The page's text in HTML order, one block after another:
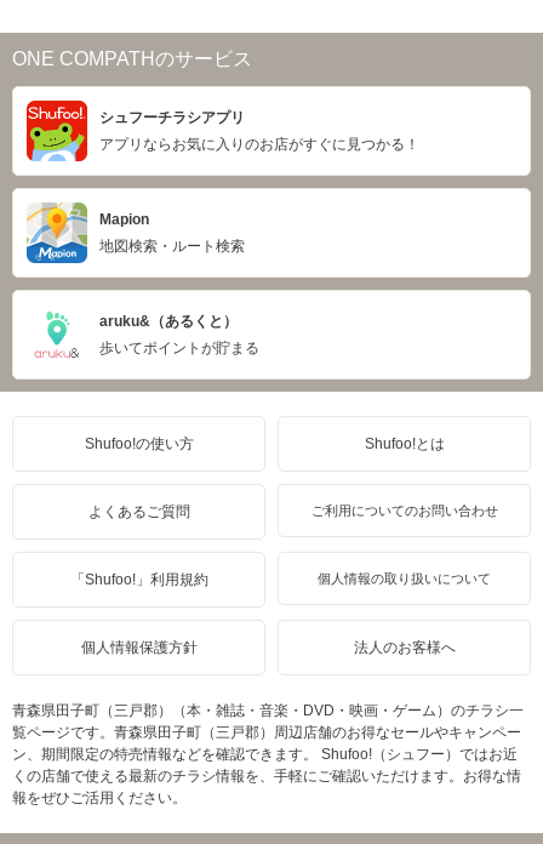
ONE COMPATHのサービス
シュフーチラシアプリ
アプリならお気に入りのお店がすぐに見つかる！
Mapion
地図検索・ルート検索
aruku&（あるくと）
歩いてポイントが貯まる
Shufoo!の使い方 Shufoo!とは
よくあるご質問 ご利用についてのお問い合わせ
「Shufoo!」利用規約 個人情報の取り扱いについて
個人情報保護方針 法人のお客様へ
青森県田子町（三戸郡）（本・雑誌・音楽・DVD・映画・ゲーム）のチラシ一
覧ページです。青森県田子町（三戸郡）周辺店舗のお得なセールやキャンペー
ン、期間限定の特売情報などを確認できます。 Shufoo!（シュフー）ではお近
くの店舗で使える最新のチラシ情報を、手軽にご確認いただけます。お得な情
報をぜひご活用ください。